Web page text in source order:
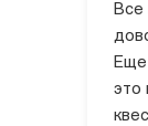
Все
Еще
это